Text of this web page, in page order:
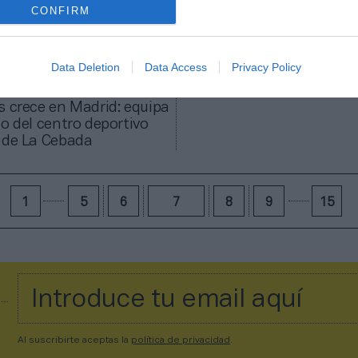
CONFIRM
Data Deletion Data Access Privacy Policy
crece en Madrid: equipa
del centro deportivo
La Cebada
5 6 7 8 9 15
Al suscribirte aceptas la política de privacidad .